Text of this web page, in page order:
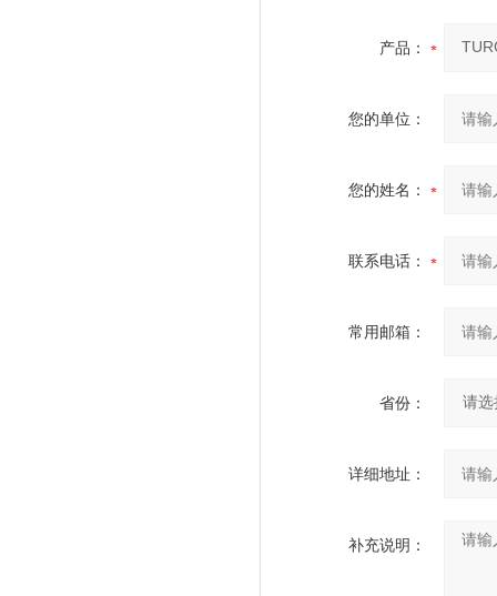
产品：
您的单位：
您的姓名：
联系电话：
常用邮箱：
省份：
详细地址：
补充说明：